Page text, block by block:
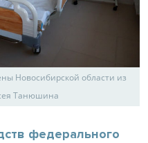
Новосибирской области из
Танюшина
федерального